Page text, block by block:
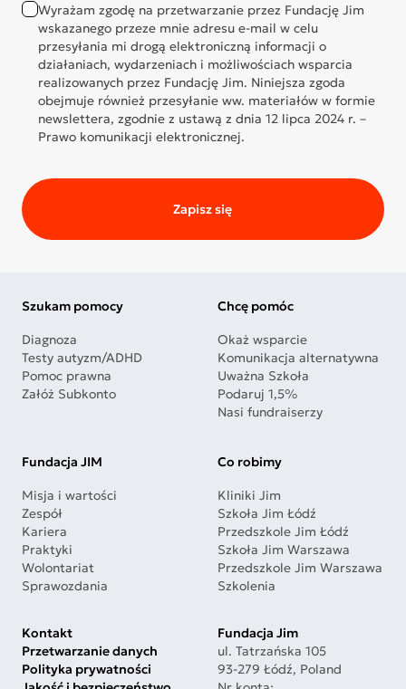
Wyrażam zgodę na przetwarzanie przez Fundację Jim
wskazanego przeze mnie adresu e-mail w celu
przesyłania mi drogą elektroniczną informacji o
działaniach, wydarzeniach i możliwościach wsparcia
realizowanych przez Fundację Jim. Niniejsza zgoda
obejmuje również przesyłanie ww. materiałów w formie
newslettera, zgodnie z ustawą z dnia 12 lipca 2024 r. –
Prawo komunikacji elektronicznej.
Zapisz się
Szukam pomocy
Diagnoza
Testy autyzm/ADHD
Pomoc prawna
Załóż Subkonto
Chcę pomóc
Okaż wsparcie
Komunikacja alternatywna
Uważna Szkoła
Podaruj 1,5%
Nasi fundraiserzy
Fundacja JIM
Misja i wartości
Zespół
Kariera
Praktyki
Wolontariat
Sprawozdania
Co robimy
Kliniki Jim
Szkoła Jim Łódź
Przedszkole Jim Łódź
Szkoła Jim Warszawa
Przedszkole Jim Warszawa
Szkolenia
Kontakt
Przetwarzanie danych
Polityka prywatności
Fundacja Jim
ul. Tatrzańska 105
93-279 Łódź, Poland